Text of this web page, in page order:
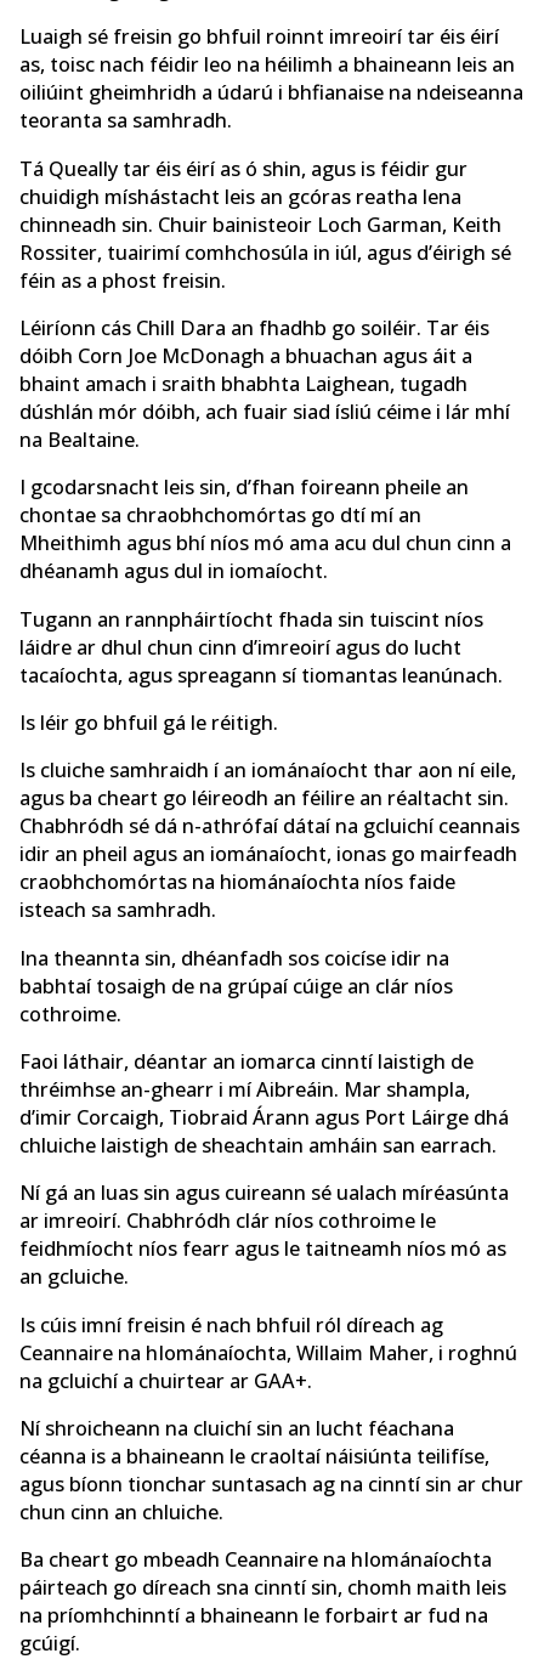
Luaigh sé freisin go bhfuil roinnt imreoirí tar éis éirí
as, toisc nach féidir leo na héilimh a bhaineann leis an
oiliúint gheimhridh a údarú i bhfianaise na ndeiseanna
teoranta sa samhradh.
Tá Queally tar éis éirí as ó shin, agus is féidir gur
chuidigh míshástacht leis an gcóras reatha lena
chinneadh sin. Chuir bainisteoir Loch Garman, Keith
Rossiter, tuairimí comhchosúla in iúl, agus d’éirigh sé
féin as a phost freisin.
Léiríonn cás Chill Dara an fhadhb go soiléir. Tar éis
dóibh Corn Joe McDonagh a bhuachan agus áit a
bhaint amach i sraith bhabhta Laighean, tugadh
dúshlán mór dóibh, ach fuair siad ísliú céime i lár mhí
na Bealtaine.
I gcodarsnacht leis sin, d’fhan foireann pheile an
chontae sa chraobhchomórtas go dtí mí an
Mheithimh agus bhí níos mó ama acu dul chun cinn a
dhéanamh agus dul in iomaíocht.
Tugann an rannpháirtíocht fhada sin tuiscint níos
láidre ar dhul chun cinn d’imreoirí agus do lucht
tacaíochta, agus spreagann sí tiomantas leanúnach.
Is léir go bhfuil gá le réitigh.
Is cluiche samhraidh í an iománaíocht thar aon ní eile,
agus ba cheart go léireodh an féilire an réaltacht sin.
Chabhródh sé dá n-athrófaí dátaí na gcluichí ceannais
idir an pheil agus an iománaíocht, ionas go mairfeadh
craobhchomórtas na hiománaíochta níos faide
isteach sa samhradh.
Ina theannta sin, dhéanfadh sos coicíse idir na
babhtaí tosaigh de na grúpaí cúige an clár níos
cothroime.
Faoi láthair, déantar an iomarca cinntí laistigh de
thréimhse an-ghearr i mí Aibreáin. Mar shampla,
d’imir Corcaigh, Tiobraid Árann agus Port Láirge dhá
chluiche laistigh de sheachtain amháin san earrach.
Ní gá an luas sin agus cuireann sé ualach míréasúnta
ar imreoirí. Chabhródh clár níos cothroime le
feidhmíocht níos fearr agus le taitneamh níos mó as
an gcluiche.
Is cúis imní freisin é nach bhfuil ról díreach ag
Ceannaire na hIománaíochta, Willaim Maher, i roghnú
na gcluichí a chuirtear ar GAA+.
Ní shroicheann na cluichí sin an lucht féachana
céanna is a bhaineann le craoltaí náisiúnta teilifíse,
agus bíonn tionchar suntasach ag na cinntí sin ar chur
chun cinn an chluiche.
Ba cheart go mbeadh Ceannaire na hIománaíochta
páirteach go díreach sna cinntí sin, chomh maith leis
na príomhchinntí a bhaineann le forbairt ar fud na
gcúigí.